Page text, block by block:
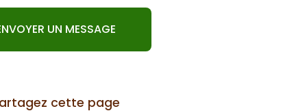
UN MESSAGE
cette page